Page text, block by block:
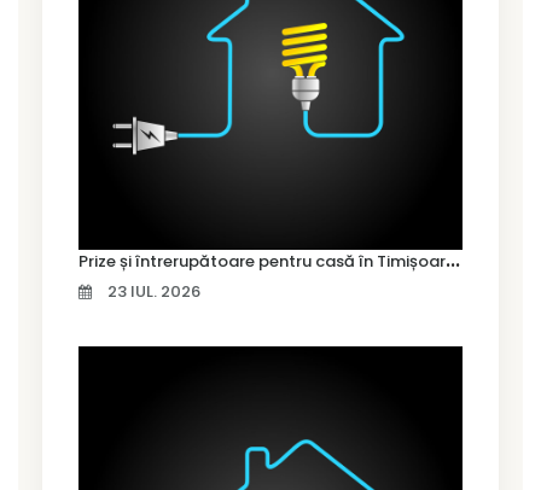
P
rize și întrerupătoare pentru casă în Timișoara – cum alegi variantele potrivite
23 IUL. 2026